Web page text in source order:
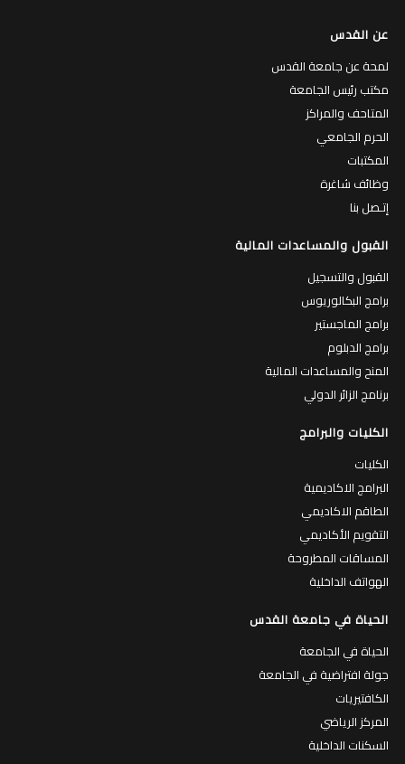
عن القدس
لمحة عن جامعة القدس
مكتب رئيس الجامعة
المتاحف والمراكز
الحرم الجامعي
المكتبات
وظائف شاغرة
إتـصل بنا
القبول والمساعدات المالية
القبول والتسجيل
برامج البكالوريوس
برامج الماجستير
برامج الدبلوم
المنح والمساعدات المالية
برنامج الزائر الدولي
الكليات والبرامج
الكليات
البرامج الاكاديمية
الطاقم الاكاديمي
التقويم الأكاديمي
المساقات المطروحة
الهواتف الداخلية
الحياة في جامعة القدس
الحياة في الجامعة
جولة افتراضية في الجامعة
الكافتيريات
المركز الرياضي
السكنات الداخلية